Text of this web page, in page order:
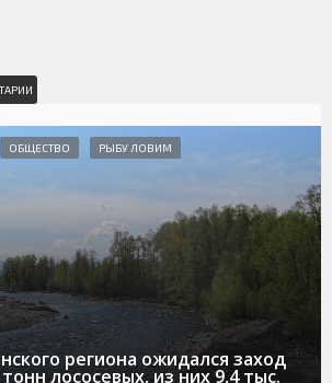
региона ожидался заход
лососевых, из них 9,4 тыс.
ОБЩЕСТВО РЫБУ ЛОВИМ